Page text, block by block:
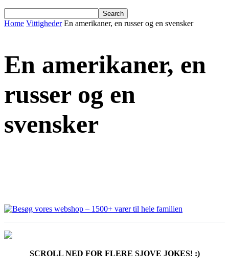
Home Vittigheder En amerikaner, en russer og en svensker
En amerikaner, en
russer og en
svensker
SCROLL NED FOR FLERE SJOVE JOKES! :)